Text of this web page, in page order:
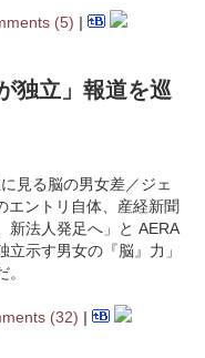
(5) |
独立」報道を巡
見る脳の男女差／ジェ
エントリ自体、産経新聞
新法人発足へ」と AERA
示す男女の『脳』力」
(32) |